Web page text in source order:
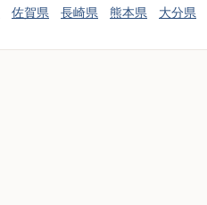
佐賀県 長崎県 熊本県 大分県